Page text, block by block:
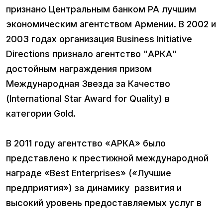
признано Центральным банком РА лучшим
экономическим агентством Армении. В 2002 и
2003 годах организация Business Initiative
Directions признало агентство "АРКА"
достойным награждения призом
Международная Звезда за Качество
(International Star Award for Quality) в
категории Gold.
В 2011 году агентство «АРКА» было
представлено к престижной международной
награде «Best Enterprises» («Лучшие
предприятия») за динамику развития и
высокий уровень предоставляемых услуг в